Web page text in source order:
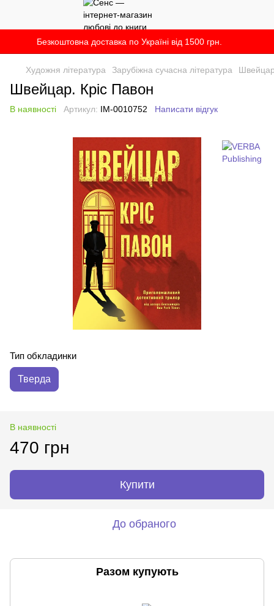
Безкоштовна доставка по Україні від 1500 грн.
Художня література Зарубіжна сучасна література
Швейцар. Кріс Павон
В наявності Артикул: IM-0010752 Написати відгук
Тип обкладинки
Тверда
В наявності
470 грн
Купити
До обраного
Разом купують